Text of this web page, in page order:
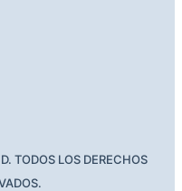
TODOS LOS DERECHOS